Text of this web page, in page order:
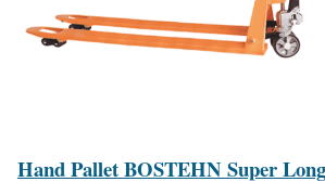
Hand Pallet BOSTEHN Super